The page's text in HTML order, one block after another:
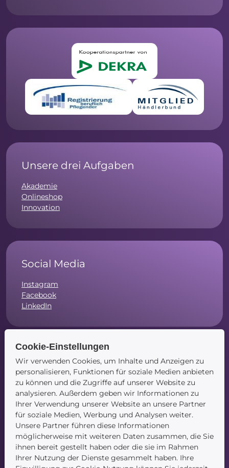
Unsere drei Aufgaben
Akademie
Onlineshop
Innovation
Social Media
Instagram
Facebook
LinkedIn
Navigation
Startseite
Blog
Kontakt
Cookie-Einstellungen
Wir verwenden Cookies, um Inhalte und Anzeigen zu
personalisieren, Funktionen für soziale Medien anbieten
zu können und die Zugriffe auf unserer Website zu
analysieren. Außerdem geben wir Informationen zu
Ihrer Verwendung unserer Website an unsere Partner
für soziale Medien, Werbung und Analysen weiter.
Unsere Partner führen diese Informationen
möglicherweise mit weiteren Daten zusammen, die Sie
ihnen bereit gestellt haben oder die sie im Rahmen
Ihrer Nutzung der Dienste gesammelt haben. Ihre